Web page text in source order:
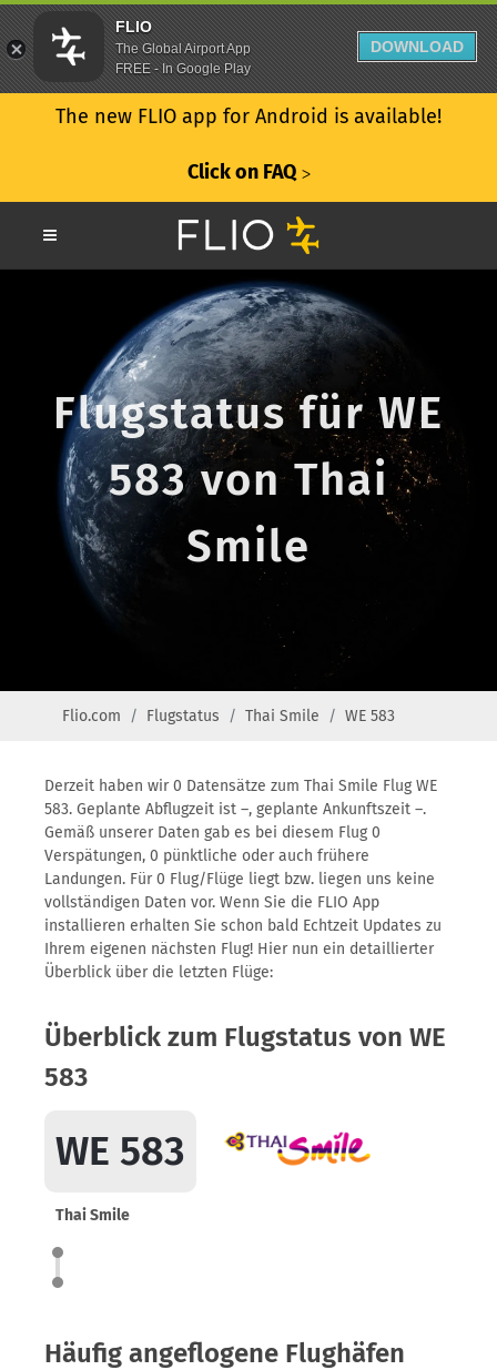
The new FLIO app for Android is available!
Click on FAQ ᐳ
Flugstatus für WE
583 von Thai
Smile
Flio.com Flugstatus Thai Smile WE 583
Derzeit haben wir 0 Datensätze zum Thai Smile Flug WE
583. Geplante Abflugzeit ist –, geplante Ankunftszeit –.
Gemäß unserer Daten gab es bei diesem Flug 0
Verspätungen, 0 pünktliche oder auch frühere
Landungen. Für 0 Flug/Flüge liegt bzw. liegen uns keine
vollständigen Daten vor. Wenn Sie die FLIO App
installieren erhalten Sie schon bald Echtzeit Updates zu
Ihrem eigenen nächsten Flug! Hier nun ein detaillierter
Überblick über die letzten Flüge:
Überblick zum Flugstatus von WE
583
WE 583
Thai Smile
Häufig angeflogene Flughäfen
FLIO
The Global Airport App
FREE - In Google Play
DOWNLOAD